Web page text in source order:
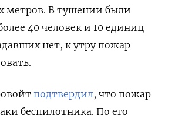
метров. В тушении были
40 человек и 10 единиц
нет, к утру пожар
подтвердил, что пожар
беспилотника. По его